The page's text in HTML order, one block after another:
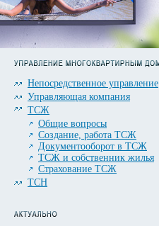
Непосредственное управление
Управляющая компания
ТСЖ
Общие вопросы
Создание, работа ТСЖ
Документооборот в ТСЖ
ТСЖ и собственник жилья
Страхование ТСЖ
ТСН